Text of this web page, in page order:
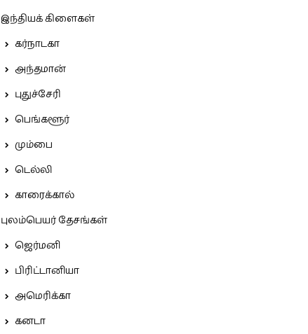
இந்தியக் கிளைகள்
கர்நாடகா
அந்தமான்
புதுச்சேரி
பெங்களூர்
மும்பை
டெல்லி
காரைக்கால்
புலம்பெயர் தேசங்கள்
ஜெர்மனி
பிரிட்டானியா
அமெரிக்கா
கனடா